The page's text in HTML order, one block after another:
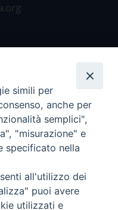
simili per
anche per
semplici",
"misurazione" e
specificato nella
all'utilizzo dei
puoi avere
utilizzati e